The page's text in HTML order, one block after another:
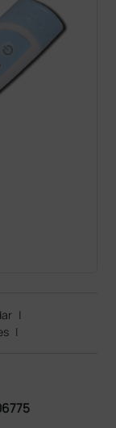
|
|